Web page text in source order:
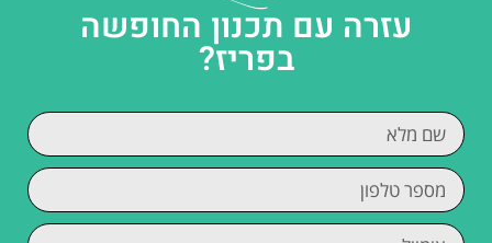
עזרה עם תכנון החופשה
בפריז?